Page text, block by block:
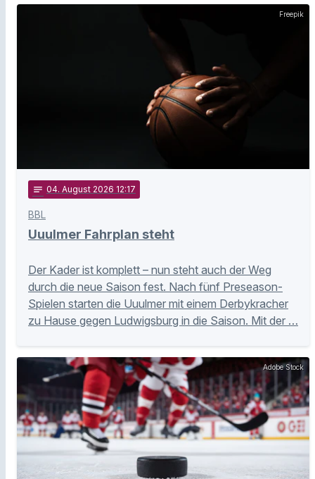
Freepik
notes 04. August 2026 12:17
BBL
Uuulmer Fahrplan steht
Der Kader ist komplett – nun steht auch der Weg
durch die neue Saison fest. Nach fünf Preseason-
Spielen starten die Uuulmer mit einem Derbykracher
zu Hause gegen Ludwigsburg in die Saison. Mit der …
Adobe Stock